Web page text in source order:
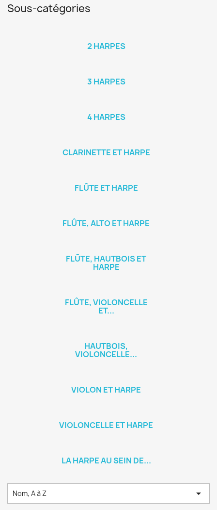
Sous-catégories
2 HARPES
3 HARPES
4 HARPES
CLARINETTE ET HARPE
FLÛTE ET HARPE
FLÛTE, ALTO ET HARPE
FLÛTE, HAUTBOIS ET
HARPE
FLÛTE, VIOLONCELLE
ET...
HAUTBOIS,
VIOLONCELLE...
VIOLON ET HARPE
VIOLONCELLE ET HARPE
LA HARPE AU SEIN DE...
Nom, A à Z 